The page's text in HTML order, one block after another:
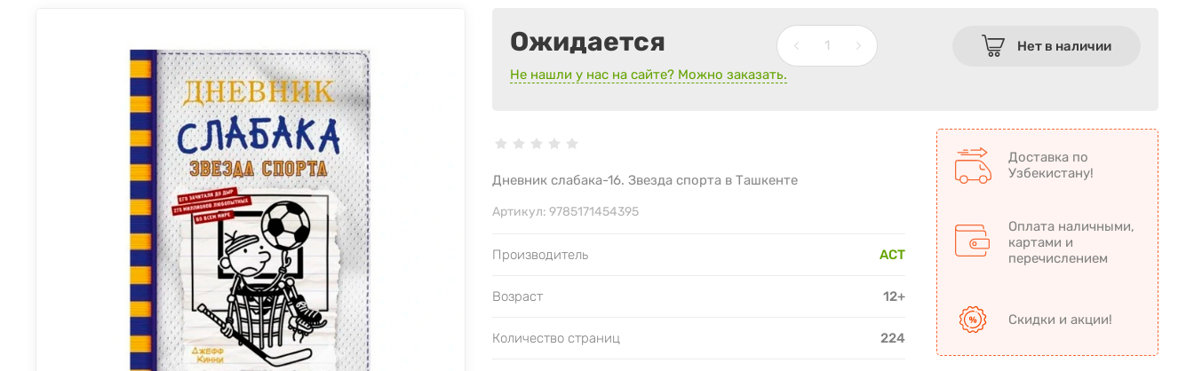
Ожидается
Нет в наличии
Не нашли у нас на сайте? Можно заказать.
Дневник слабака-16. Звезда спорта в Ташкенте
Артикул: 9785171454395
Производитель АСТ
Возраст 12+
Количество страниц 224
Доставка по
Узбекистану!
Оплата наличными,
картами и
перечислением
Скидки и акции!